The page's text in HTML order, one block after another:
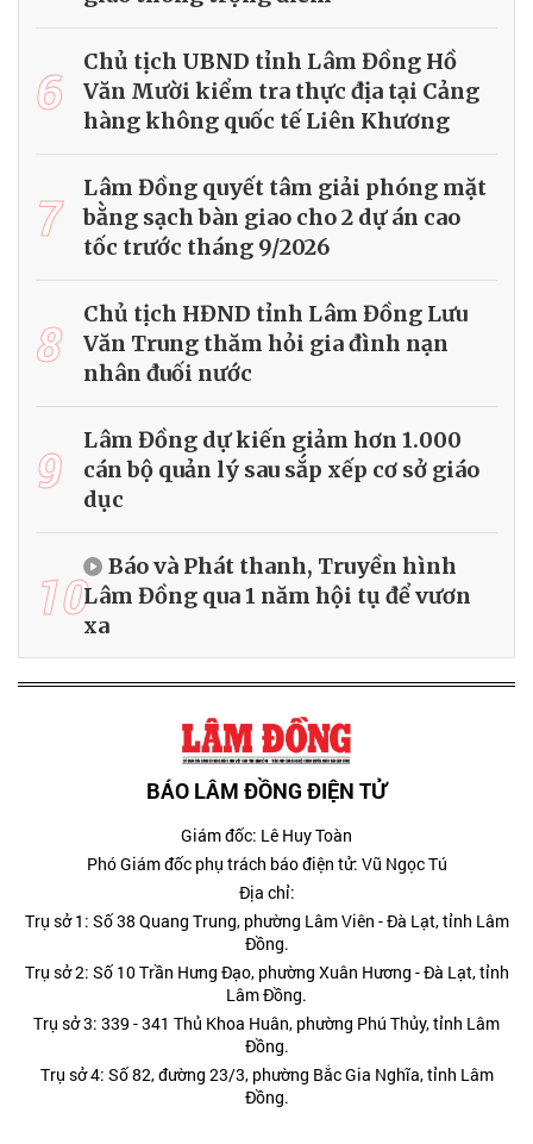
6
Chủ tịch UBND tỉnh Lâm Đồng Hồ
Văn Mười kiểm tra thực địa tại Cảng
hàng không quốc tế Liên Khương
7
Lâm Đồng quyết tâm giải phóng mặt
bằng sạch bàn giao cho 2 dự án cao
tốc trước tháng 9/2026
8
Chủ tịch HĐND tỉnh Lâm Đồng Lưu
Văn Trung thăm hỏi gia đình nạn
nhân đuối nước
9
Lâm Đồng dự kiến giảm hơn 1.000
cán bộ quản lý sau sắp xếp cơ sở giáo
dục
10
Báo và Phát thanh, Truyền hình
Lâm Đồng qua 1 năm hội tụ để vươn
xa
BÁO LÂM ĐỒNG ĐIỆN TỬ
Giám đốc: Lê Huy Toàn
Phó Giám đốc phụ trách báo điện tử: Vũ Ngọc Tú
Địa chỉ:
Trụ sở 1: Số 38 Quang Trung, phường Lâm Viên - Đà Lạt, tỉnh Lâm
Đồng.
Trụ sở 2: Số 10 Trần Hưng Đạo, phường Xuân Hương - Đà Lạt, tỉnh
Lâm Đồng.
Trụ sở 3: 339 - 341 Thủ Khoa Huân, phường Phú Thủy, tỉnh Lâm
Đồng.
Trụ sở 4: Số 82, đường 23/3, phường Bắc Gia Nghĩa, tỉnh Lâm
Đồng.